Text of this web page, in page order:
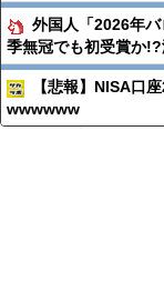
外国人「2026年
季無冠でも初受賞か
【悲報】NISA口
wwwwww